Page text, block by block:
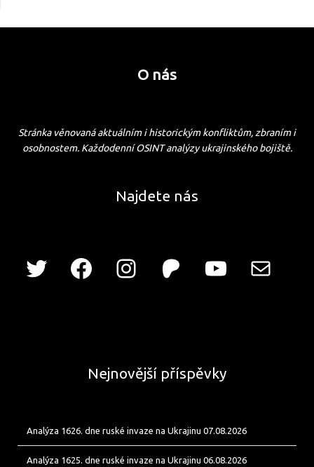
O nás
Stránka věnovaná aktuálním i historickým konfliktům, zbraním i
osobnostem. Každodenní OSINT analýzy ukrajinského bojiště.
Najdete nás
Nejnovější příspěvky
Analýza 1626. dne ruské invaze na Ukrajinu 07.08.2026
Analýza 1625. dne ruské invaze na Ukrajinu 06.08.2026